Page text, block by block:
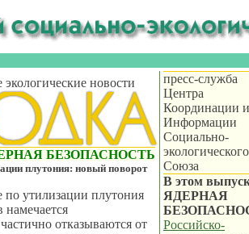
новости
пресс-служба
Центра
Координации и
Информации
Социально-
экологического
Союза
В этом
ЯДЕРНАЯ
Российско-
БЕЗОПАСНОСТЬ
плутония: новый поворот
по утилизации плутония
отказываются от